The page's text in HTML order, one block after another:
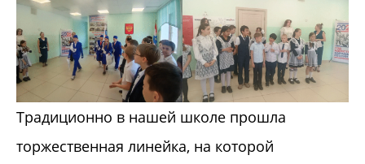
Традиционно в нашей школе прошла
торжественная линейка, на которой